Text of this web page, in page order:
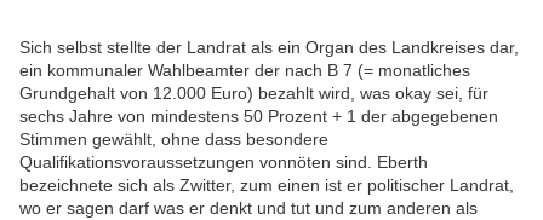
Sich selbst stellte der Landrat als ein Organ des Landkreises dar,
ein kommunaler Wahlbeamter der nach B 7 (= monatliches
Grundgehalt von 12.000 Euro) bezahlt wird, was okay sei, für
sechs Jahre von mindestens 50 Prozent + 1 der abgegebenen
Stimmen gewählt, ohne dass besondere
Qualifikationsvoraussetzungen vonnöten sind. Eberth
bezeichnete sich als Zwitter, zum einen ist er politischer Landrat,
wo er sagen darf was er denkt und tut und zum anderen als